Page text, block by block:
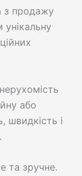
з продажу
або
швидкість і
та зручне.